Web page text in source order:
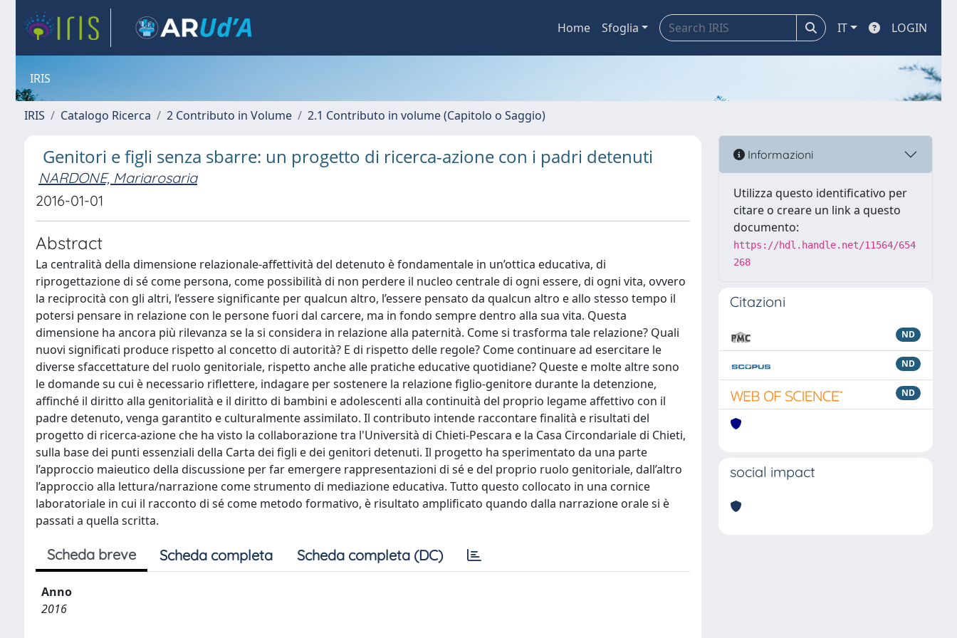
Home Sfoglia IT LOGIN
IRIS
IRIS Catalogo Ricerca 2 Contributo in Volume 2.1 Contributo in volume (Capitolo o Saggio)
Genitori e figli senza sbarre: un progetto di ricerca-azione con i padri detenuti
NARDONE, Mariarosaria
2016-01-01
Abstract
La centralità della dimensione relazionale-affettività del detenuto è fondamentale in un’ottica educativa, di
riprogettazione di sé come persona, come possibilità di non perdere il nucleo centrale di ogni essere, di ogni vita, ovvero
la reciprocità con gli altri, l’essere significante per qualcun altro, l’essere pensato da qualcun altro e allo stesso tempo il
potersi pensare in relazione con le persone fuori dal carcere, ma in fondo sempre dentro alla sua vita. Questa
dimensione ha ancora più rilevanza se la si considera in relazione alla paternità. Come si trasforma tale relazione? Quali
nuovi significati produce rispetto al concetto di autorità? E di rispetto delle regole? Come continuare ad esercitare le
diverse sfaccettature del ruolo genitoriale, rispetto anche alle pratiche educative quotidiane? Queste e molte altre sono
le domande su cui è necessario riflettere, indagare per sostenere la relazione figlio-genitore durante la detenzione,
affinché il diritto alla genitorialità e il diritto di bambini e adolescenti alla continuità del proprio legame affettivo con il
padre detenuto, venga garantito e culturalmente assimilato. Il contributo intende raccontare finalità e risultati del
progetto di ricerca-azione che ha visto la collaborazione tra l'Università di Chieti-Pescara e la Casa Circondariale di Chieti,
sulla base dei punti essenziali della Carta dei figli e dei genitori detenuti. Il progetto ha sperimentato da una parte
l’approccio maieutico della discussione per far emergere rappresentazioni di sé e del proprio ruolo genitoriale, dall’altro
l’approccio alla lettura/narrazione come strumento di mediazione educativa. Tutto questo collocato in una cornice
laboratoriale in cui il racconto di sé come metodo formativo, è risultato amplificato quando dalla narrazione orale si è
passati a quella scritta.
Scheda breve Scheda completa Scheda completa (DC)
Anno
2016
Informazioni
Utilizza questo identificativo per
citare o creare un link a questo
documento:
https://hdl.handle.net/11564/654
268
Citazioni
ND
ND
ND
social impact